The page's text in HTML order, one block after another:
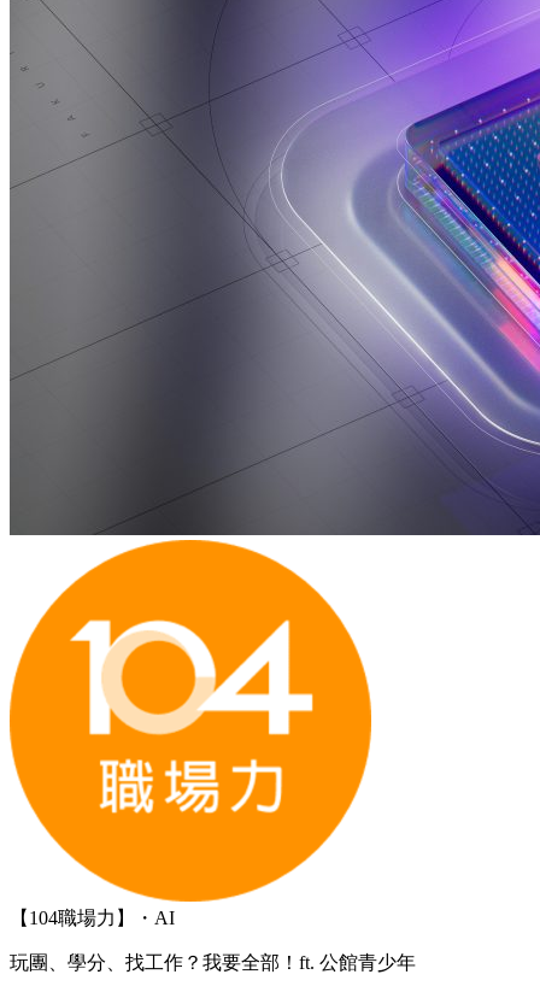
【104職場力】・AI
玩團、學分、找工作？我要全部！ft. 公館青少年